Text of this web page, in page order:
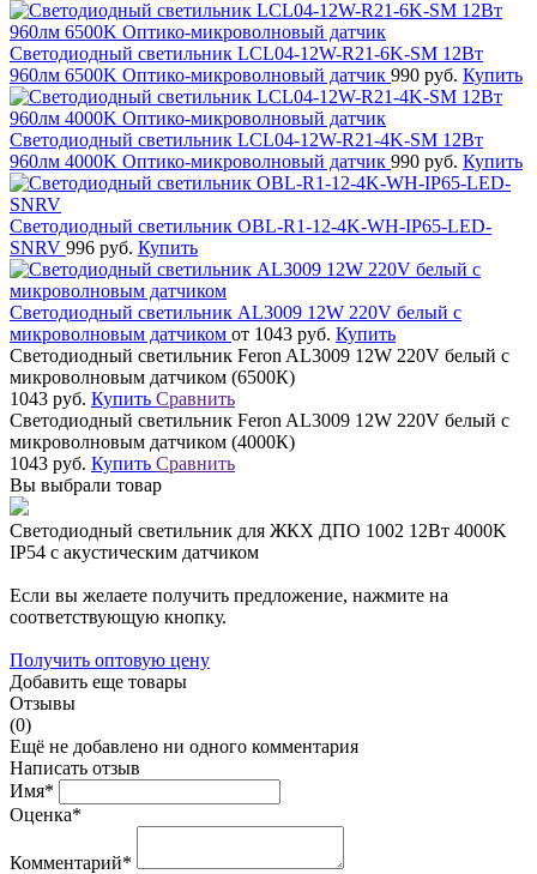
Светодиодный светильник LCL04-12W-R21-6K-SM 12Вт
960лм 6500K Оптико-микроволновый датчик 990 руб. Купить
Светодиодный светильник LCL04-12W-R21-4K-SM 12Вт
960лм 4000K Оптико-микроволновый датчик 990 руб. Купить
Светодиодный светильник OBL-R1-12-4K-WH-IP65-LED-
SNRV 996 руб. Купить
Светодиодный светильник AL3009 12W 220V белый с
микроволновым датчиком от 1043 руб. Купить
Светодиодный светильник Feron AL3009 12W 220V белый с
микроволновым датчиком (6500К)
1043 руб. Купить Сравнить
Светодиодный светильник Feron AL3009 12W 220V белый с
микроволновым датчиком (4000К)
1043 руб. Купить Сравнить
Вы выбрали товар
Светодиодный светильник для ЖКХ ДПО 1002 12Вт 4000K
IP54 с акустическим датчиком
Если вы желаете получить предложение, нажмите на
соответствующую кнопку.
Получить оптовую цену
Добавить еще товары
Отзывы
(0)
Ещё не добавлено ни одного комментария
Написать отзыв
Имя*
Оценка*
Комментарий*